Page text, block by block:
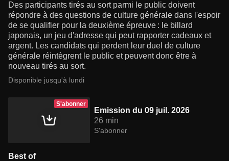
Des participants tirés au sort parmi le public doivent
répondre à des questions de culture générale dans l'espoir
de se qualifier pour la deuxième épreuve : le billard
japonais, un jeu d'adresse qui peut rapporter cadeaux et
argent. Les candidats qui perdent leur duel de culture
générale réintègrent le public et peuvent donc être à
nouveau tirés au sort.
Disponible jusqu'à lundi
S'abonner
Emission du 09 juil. 2026
26 min
S'abonner
Best of